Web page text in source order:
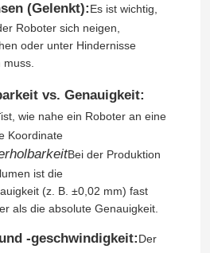
Arm
(Gelenkt):Es ist wichtig,
Roboter sich neigen,
oder unter Hindernisse
muss.
vs. Genauigkeit:
ist, wie nahe ein Roboter an eine
Koordinate
Bei der Produktion
ist die
(z. B. ±0,02 mm) fast
als die absolute Genauigkeit.
-geschwindigkeit:Der